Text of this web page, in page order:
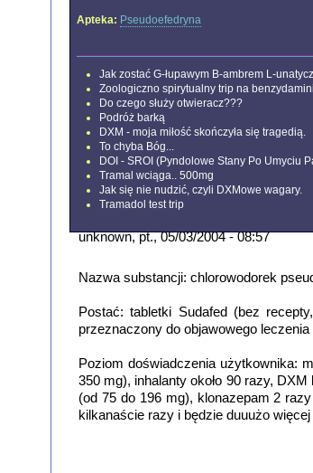
Apteka: Pseudoefedryna
Jak zostać G-łupawym B-ambrem L-
Zoologiczno spirytualny trip na
Do czego służy otwieracz???
Podróż barką
DXM - moja miłość skończyła się tragedią.
To chyba Bóg...
DOI - SROI (Pyndolowe Stany Po Umyciu
Tramal wciąga.. 500mg
Jak się nie nudzić, czyli DXMowe wagary.
Tramadol test trip
unknown, pt., 05/03/2004 - 08:57
Nazwa substancji: chlorowodorek
Postać: tabletki Sudafed (bez
przeznaczony do objawowego leczenia
Poziom doświadczenia użytkownika:
350 mg), inhalanty około 90 razy,
(od 75 do 196 mg), klonazepam 2
kilkanaście razy i będzie duuużo